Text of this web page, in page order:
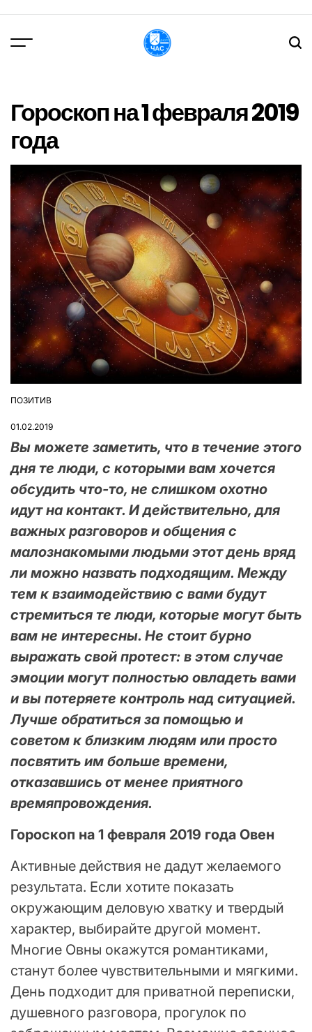
вмісту
Гороскоп на 1 февраля 2019
года
ОПУБЛІКУВАТИ
ПОЗИТИВ
01.02.2019
Вы можете заметить, что в течение этого
дня те люди, с которыми вам хочется
обсудить что-то, не слишком охотно
идут на контакт. И действительно, для
важных разговоров и общения с
малознакомыми людьми этот день вряд
ли можно назвать подходящим. Между
тем к взаимодействию с вами будут
стремиться те люди, которые могут быть
вам не интересны. Не стоит бурно
выражать свой протест: в этом случае
эмоции могут полностью овладеть вами
и вы потеряете контроль над ситуацией.
Лучше обратиться за помощью и
советом к близким людям или просто
посвятить им больше времени,
отказавшись от менее приятного
времяпровождения.
Гороскоп на 1 февраля 2019 года Овен
Активные действия не дадут желаемого
результата. Если хотите показать
окружающим деловую хватку и твердый
характер, выбирайте другой момент.
Многие Овны окажутся романтиками,
станут более чувствительными и мягкими.
День подходит для приватной переписки,
душевного разговора, прогулок по